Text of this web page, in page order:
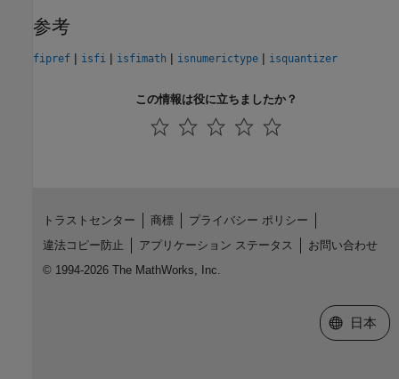
参考
fipref | isfi | isfimath | isnumerictype | isquantizer
この情報は役に立ちましたか？
トラストセンター 商標
プライバシー ポリシー
違法コピー防止
アプリケーション ステータス
お問い合わせ
© 1994-2026 The MathWorks, Inc.
Web サイ
日本